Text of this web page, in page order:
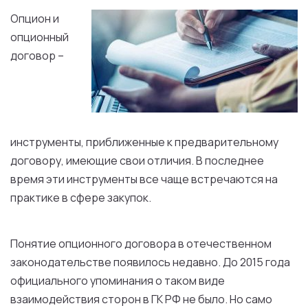
Опцион и
опционный
договор –
инструменты, приближенные к предварительному
договору, имеющие свои отличия. В последнее
время эти инструменты все чаще встречаются на
практике в сфере закупок.
Понятие опционного договора в отечественном
законодательстве появилось недавно. До 2015 года
официального упоминания о таком виде
взаимодействия сторон в ГК РФ не было. Но само